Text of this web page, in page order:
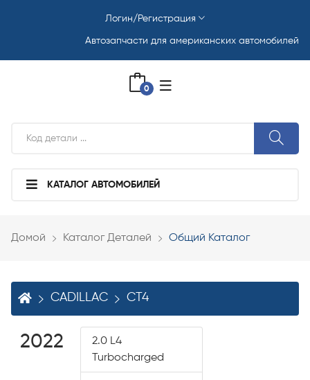
Автозапчасти для американских автомобилей
Логин/Регистрация
0
КАТАЛОГ АВТОМОБИЛЕЙ
Домой Каталог Деталей Общий Каталог
CADILLAC CT4
2022
2.0 L4
Turbocharged